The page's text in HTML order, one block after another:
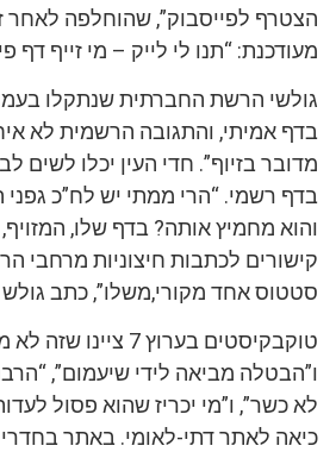
הצטרף לפייסבוק”, שהוחלפה לאחר
מעודכנת: “תנו לי לייק – מי זייף דף
גולשי הרשת החברתית שנתקלו
בדף אמיתי, והתגובה הרשמית לא
מדובר בזיוף”. חדי העין יכלו לשים
בדף רשמי. “הרי ממתי יש לח”כ גפני
והוא מחמיץ אותה? בדף שלו,
קישורים לכתבות חיצוניות מרחבי
סטטוס אחד מקורי,משלו”, כתב גולש
טוקבקיסטים בערוץ 7
ו”הבטלה מביאה לידי שיעמום”,
לא כשר”, ו”מי יכריז שהוא פסול
כיאה לאתר דתי-לאומי. באתר